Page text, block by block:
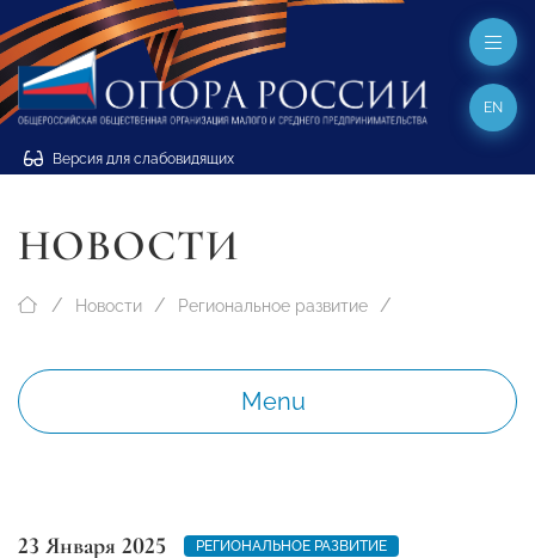
Версия для слабовидящих
EN
НОВОСТИ
Новости Региональное развитие
Menu
23 Января 2025
РЕГИОНАЛЬНОЕ РАЗВИТИЕ